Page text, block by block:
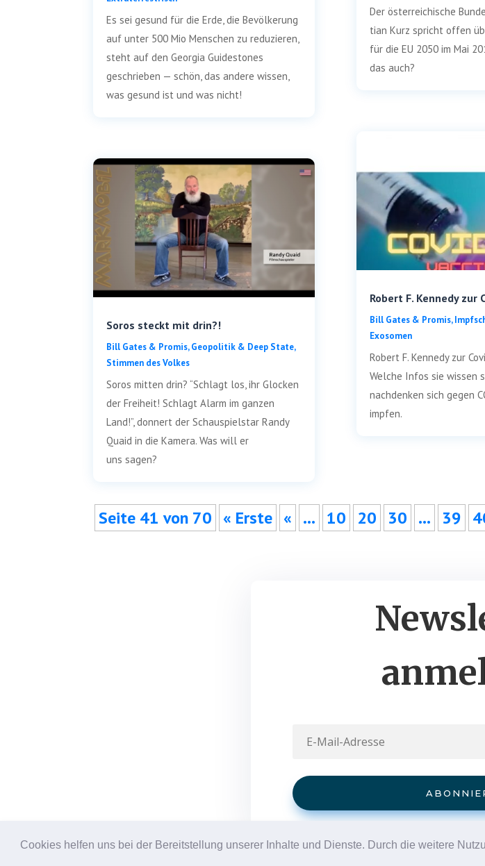
Cookies helfen uns bei der Bereitstellung unserer Inhalte und Dienste. Durch die weitere
Es sei gesund für die Erde, die Bevöl­ke­rung
auf unter 500 Mio Men­schen zu redu­zie­ren,
steht auf den Geor­gia Gui­des­to­nes
geschrie­ben — schön, das ande­re wis­sen,
was gesund ist und was nicht!
Soros steckt mit drin?!
Bill Gates & Pro­mis,Geo­po­li­tik & Deep Sta­te,
Stim­men des Volkes
Sor­os mit­ten drin? “Schlagt los, ihr Glo­cken
der Frei­heit! Schlagt Alarm im gan­zen
Land!”, don­nert der Schau­spiel­star Ran­dy
Quaid in die Kame­ra. Was will er
uns sagen?
Der öster­rei­chi­sche
ti­an Kurz spricht offen
für die EU 2050 im Mai
das auch?
Robert F. Kennedy zur
Bill Gates & Pro­mis,
Exosomen
Robert F. Ken­ne­dy zur
Wel­che Infos sie wis­sen
nach­den­ken sich gegen
impfen.
Sei­te 41 von 70 « Ers­te « … 10 20 30 … 39
© medicalweb.solutions | +43 676 501 52 58 | info@coronadatencheck.com
This website uses cookies to improve your experience. We'll assume you're